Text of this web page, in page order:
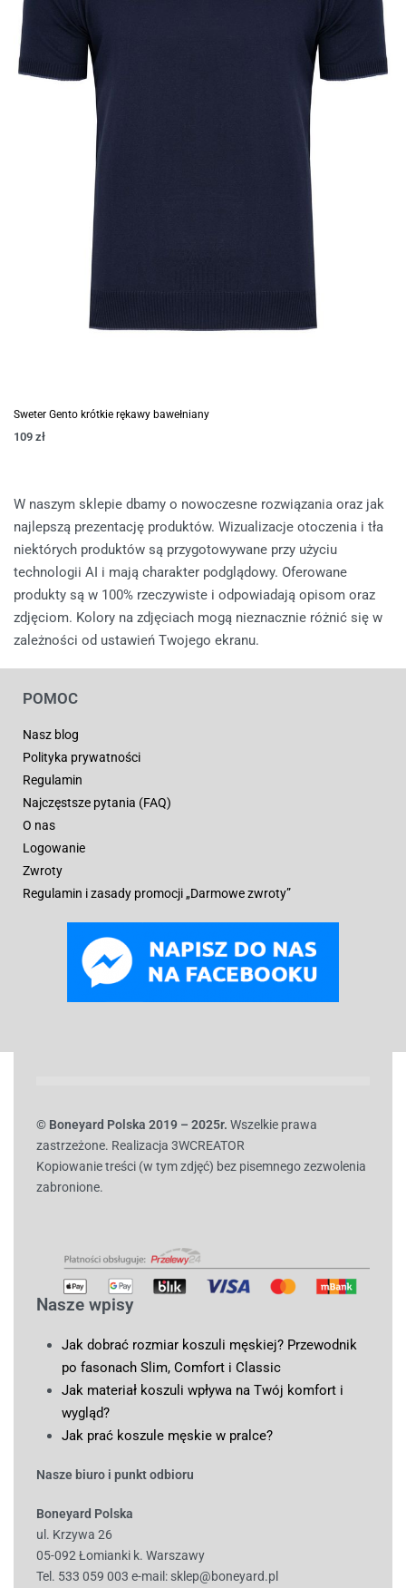
Sweter Gento krótkie rękawy bawełniany
109 zł
W naszym sklepie dbamy o nowoczesne rozwiązania oraz jak
najlepszą prezentację produktów. Wizualizacje otoczenia i tła
niektórych produktów są przygotowywane przy użyciu
technologii AI i mają charakter podglądowy. Oferowane
produkty są w 100% rzeczywiste i odpowiadają opisom oraz
zdjęciom. Kolory na zdjęciach mogą nieznacznie różnić się w
zależności od ustawień Twojego ekranu.
POMOC
Nasz blog
Polityka prywatności
Regulamin
Najczęstsze pytania (FAQ)
O nas
Logowanie
Zwroty
Regulamin i zasady promocji „Darmowe zwroty”
© Boneyard Polska 2019 – 2025r. Wszelkie prawa
zastrzeżone. Realizacja 3WCREATOR
Kopiowanie treści (w tym zdjęć) bez pisemnego zezwolenia
zabronione.
Nasze wpisy
Jak dobrać rozmiar koszuli męskiej? Przewodnik
po fasonach Slim, Comfort i Classic
Jak materiał koszuli wpływa na Twój komfort i
wygląd?
Jak prać koszule męskie w pralce?
Nasze biuro i punkt odbioru
Boneyard Polska
ul. Krzywa 26
05-092 Łomianki k. Warszawy
Tel. 533 059 003 e-mail: sklep@boneyard.pl